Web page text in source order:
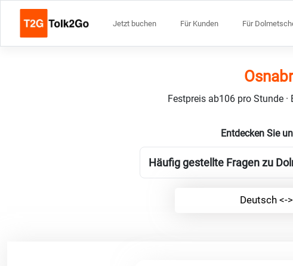
Jetzt buchen Für Kunden Für
Festpreis ab106 pro Stunde
Entdecken Sie
Häufig gestellte Fragen zu
Deutsch <-